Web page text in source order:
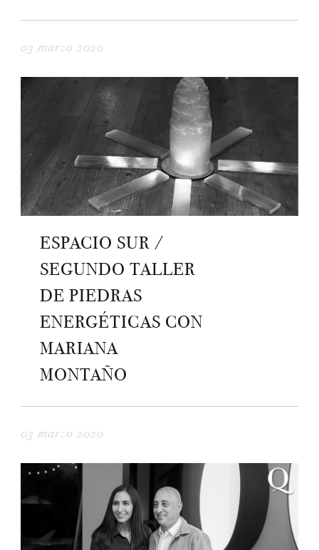
03 marzo 2020
ESPACIO SUR /
SEGUNDO TALLER
DE PIEDRAS
ENERGÉTICAS CON
MARIANA
MONTAÑO
03 marzo 2020